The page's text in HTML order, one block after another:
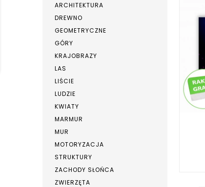
ARCHITEKTURA
DREWNO
GEOMETRYCZNE
GÓRY
KRAJOBRAZY
LAS
LIŚCIE
LUDZIE
KWIATY
MARMUR
MUR
MOTORYZACJA
STRUKTURY
ZACHODY SŁOŃCA
ZWIERZĘTA